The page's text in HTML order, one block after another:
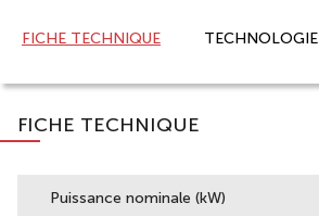
FICHE TECHNIQUE TECHNOLOGIE
FICHE TECHNIQUE
Puissance nominale (kW)